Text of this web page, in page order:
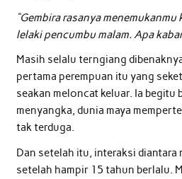
“Gembira rasanya
lelaki pencumbu malam. Apa
Masih selalu terngiang
pertama perempuan itu yang
seakan meloncat keluar. Ia begitu
menyangka, dunia maya
tak terduga.
Dan setelah itu, interaksi diantara
setelah hampir 15 tahun berlalu.